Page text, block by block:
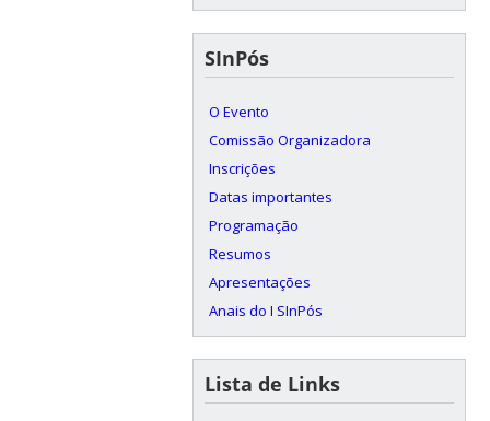
SInPós
O Evento
Comissão Organizadora
Inscrições
Datas importantes
Programação
Resumos
Apresentações
Anais do I SInPós
Lista de Links